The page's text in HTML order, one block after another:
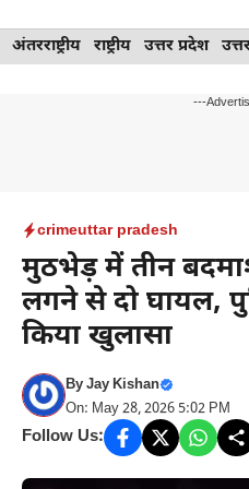
Skip
to
अंतरराष्ट्रीय राष्ट्रीय उत्तर प्रदेश
---
crimeuttar pradesh
मुठभेड़ में तीन
लगने से दो घायल,
किया खुलासा
ByJay Kishan
On: May 28, 2026 5:02 PM
Follow Us: